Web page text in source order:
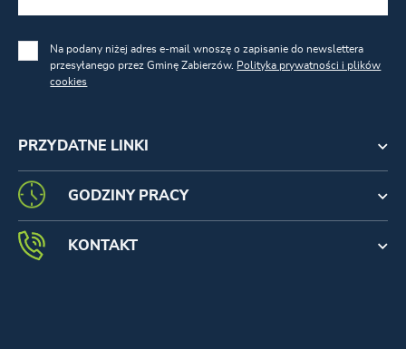
PRZYDATNE LINKI
Na podany niżej adres e-mail wnoszę o zapisanie do newslettera
przesyłanego przez Gminę Zabierzów. Polityka prywatności i plików
cookies
GODZINY PRACY
KONTAKT